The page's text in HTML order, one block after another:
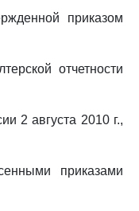
приказом
отчетности
2 августа 2010 г.,
приказами